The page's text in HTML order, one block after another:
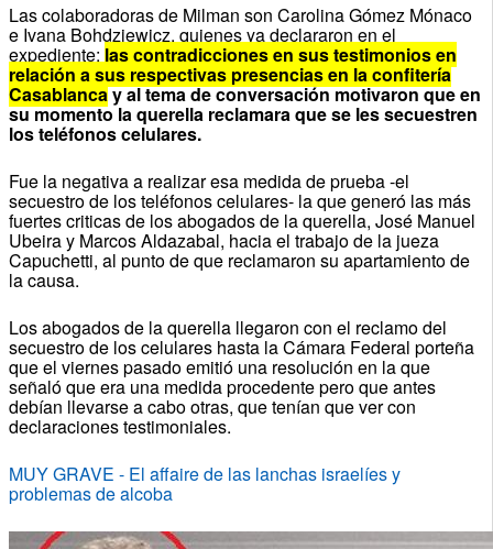
Las colaboradoras de Milman son Carolina Gómez Mónaco
e Ivana Bohdziewicz, quienes ya declararon en el
expediente: las contradicciones en sus testimonios en
relación a sus respectivas presencias en la confitería
Casablancay al tema de conversación motivaron que en
su momento la querella reclamara que se les secuestren
los teléfonos celulares.
Fue la negativa a realizar esa medida de prueba -el
secuestro de los teléfonos celulares- la que generó las más
fuertes criticas de los abogados de la querella, José Manuel
Ubeira y Marcos Aldazabal, hacia el trabajo de la jueza
Capuchetti, al punto de que reclamaron su apartamiento de
la causa.
Los abogados de la querella llegaron con el reclamo del
secuestro de los celulares hasta la Cámara Federal porteña
que el viernes pasado emitió una resolución en la que
señaló que era una medida procedente pero que antes
debían llevarse a cabo otras, que tenían que ver con
declaraciones testimoniales.
MUY GRAVE - El affaire de las lanchas israelíes y
problemas de alcoba